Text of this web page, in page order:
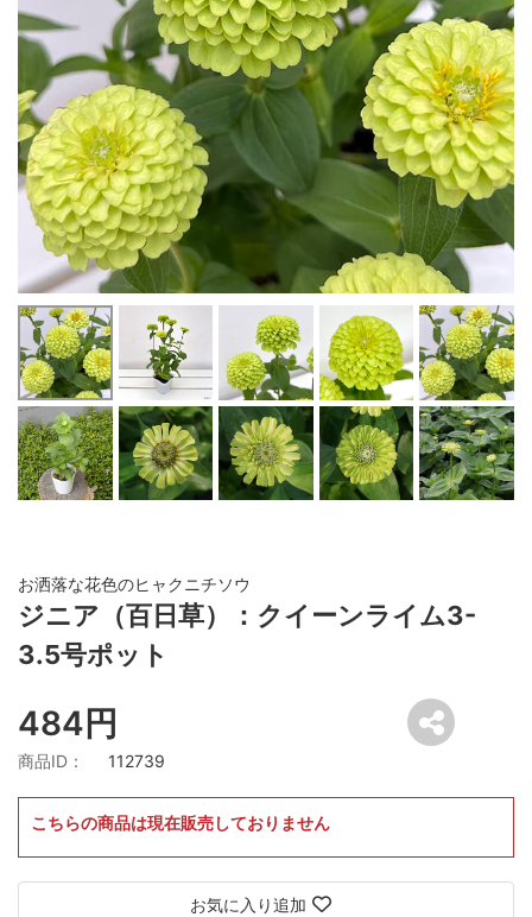
お洒落な花色のヒャクニチソウ
ジニア（百日草）：クイーンライム3-
3.5号ポット
484円
商品ID： 112739
こちらの商品は現在販売しておりません
お気に入り追加